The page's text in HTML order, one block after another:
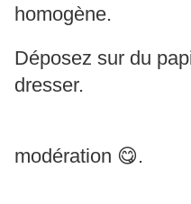
homogène.
Déposez sur du
dresser.
modération 😋.